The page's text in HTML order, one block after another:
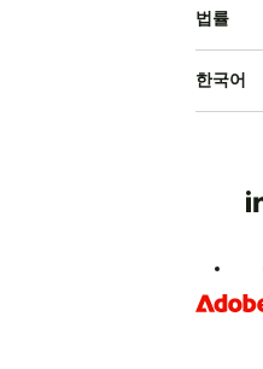
법률
한국어